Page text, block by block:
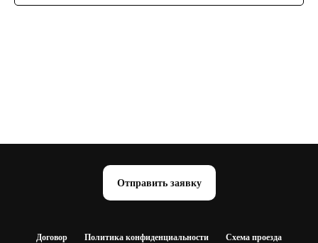
Отправить заявку
Договор Политика конфиденциальности Схема проезда